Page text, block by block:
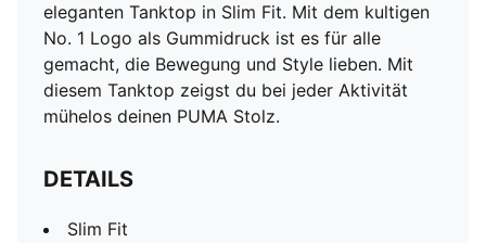
eleganten Tanktop in Slim Fit. Mit dem kultigen
No. 1 Logo als Gummidruck ist es für alle
gemacht, die Bewegung und Style lieben. Mit
diesem Tanktop zeigst du bei jeder Aktivität
mühelos deinen PUMA Stolz.
DETAILS
Slim Fit